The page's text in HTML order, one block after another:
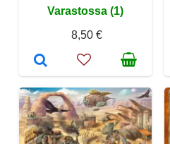
Varastossa (1)
8,50 €